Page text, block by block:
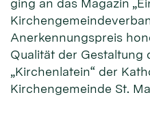
ging an das Magazin
Anerkennungspreis
Qualität der Gestaltung
„Kirchenlatein“ der
Kirchengemeinde St.